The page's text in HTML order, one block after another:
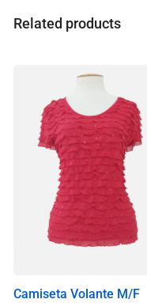
a
Related products
Camiseta Volante M/F